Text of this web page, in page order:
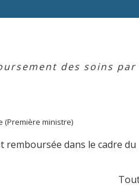
des soins
(Première ministre)
remboursée dans le cadre du